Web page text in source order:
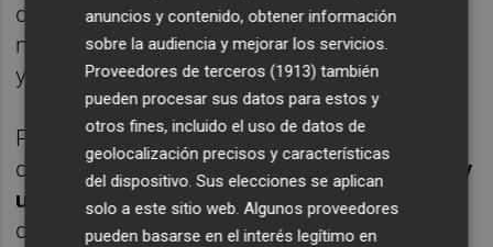
de hecho,la tercera regióndonde más se
notó ese pico el 13 de marzo, tras Cantabria
y Navarra.
Poco después, eso sí, las visitas a este tipo
de establecimientos
caerían entre un 50 % y
un 56 %entre finales de marzo y principios
de abril, coincidiendo con los peores
anuncios y contenido, obtener información
sobre la audiencia y mejorar los servicios.
Proveedores de terceros (1913) también
pueden procesar sus datos para estos y
otros fines, incluido el uso de datos de
geolocalización precisos y características
del dispositivo. Sus elecciones se aplican
solo a este sitio web. Algunos proveedores
pueden basarse en el interés legítimo en